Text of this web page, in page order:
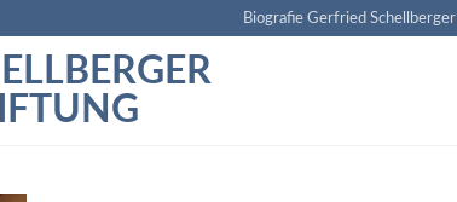
Biografie Gerfried Schellberger